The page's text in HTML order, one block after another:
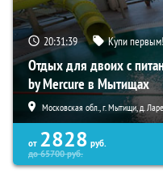
20:31:37 Купи первым!
Отдых для двоих с
by Mercure в Мытищах
Московская обл., г. Мытищи, д.
от 2828 руб.
до65700руб.